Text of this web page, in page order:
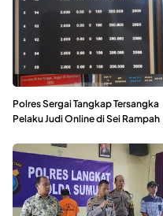
Polres Sergai Tangkap Tersangka
Pelaku Judi Online di Sei Rampah